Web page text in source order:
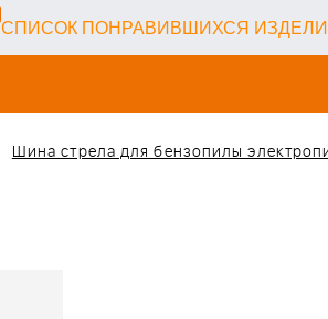
СПИСОК ПОНРАВИВШИХСЯ
Шина стрела для бензопилы